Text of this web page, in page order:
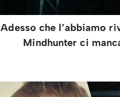
Adesso che l’abbiamo
Mindhunter ci